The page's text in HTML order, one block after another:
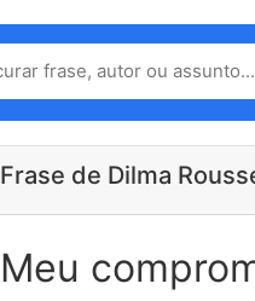
Frase de Dilma
Meu